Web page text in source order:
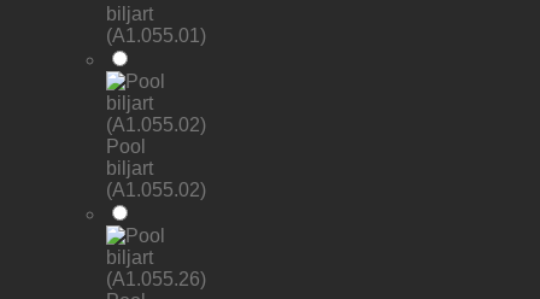
biljart
(A1.055.01)
Pool
biljart
(A1.055.02)